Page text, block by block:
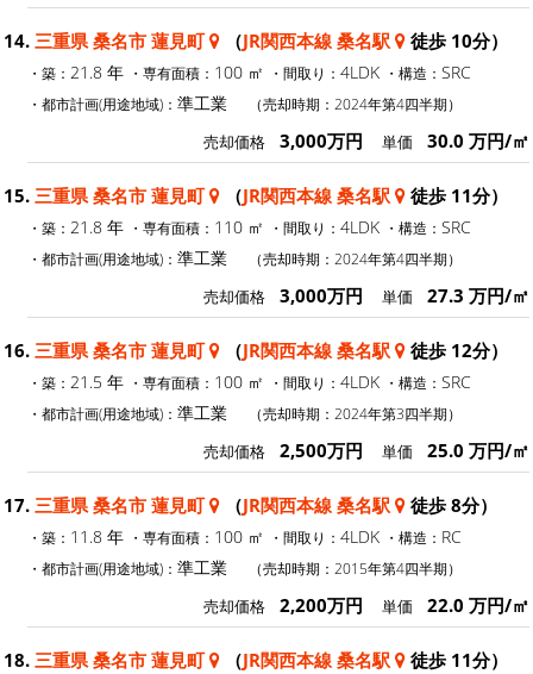
14. 三重県 桑名市 蓮見町 （JR関西本線 桑名駅 徒歩 10分）
・築： 21.8 年 ・専有面積： 100 ㎡ ・間取り： 4LDK ・構造： SRC
・都市計画(用途地域)： 準工業 （売却時期：2024年第4四半期）
売却価格 3,000万円 単価 30.0 万円/㎡
15. 三重県 桑名市 蓮見町 （JR関西本線 桑名駅 徒歩 11分）
・築： 21.8 年 ・専有面積： 110 ㎡ ・間取り： 4LDK ・構造： SRC
・都市計画(用途地域)： 準工業 （売却時期：2024年第4四半期）
売却価格 3,000万円 単価 27.3 万円/㎡
16. 三重県 桑名市 蓮見町 （JR関西本線 桑名駅 徒歩 12分）
・築： 21.5 年 ・専有面積： 100 ㎡ ・間取り： 4LDK ・構造： SRC
・都市計画(用途地域)： 準工業 （売却時期：2024年第3四半期）
売却価格 2,500万円 単価 25.0 万円/㎡
17. 三重県 桑名市 蓮見町 （JR関西本線 桑名駅 徒歩 8分）
・築： 11.8 年 ・専有面積： 100 ㎡ ・間取り： 4LDK ・構造： RC
・都市計画(用途地域)： 準工業 （売却時期：2015年第4四半期）
売却価格 2,200万円 単価 22.0 万円/㎡
18. 三重県 桑名市 蓮見町 （JR関西本線 桑名駅 徒歩 11分）